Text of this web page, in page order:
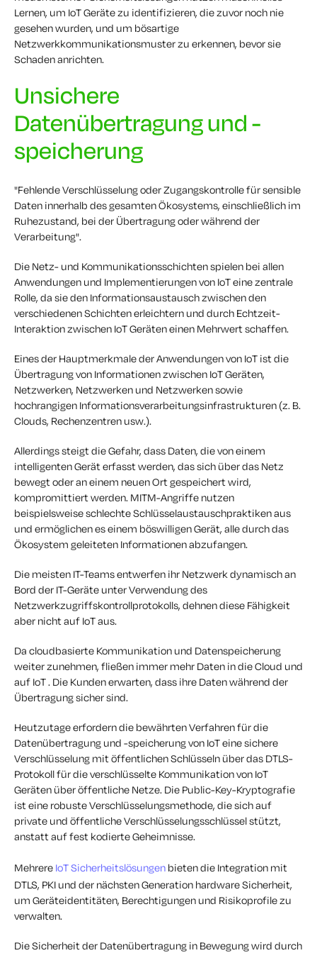
Lernen, um IoT Geräte zu identifizieren, die zuvor noch nie
gesehen wurden, und um bösartige
Netzwerkkommunikationsmuster zu erkennen, bevor sie
Schaden anrichten.
Unsichere
Datenübertragung und -
speicherung
"Fehlende Verschlüsselung oder Zugangskontrolle für sensible
Daten innerhalb des gesamten Ökosystems, einschließlich im
Ruhezustand, bei der Übertragung oder während der
Verarbeitung".
Die Netz- und Kommunikationsschichten spielen bei allen
Anwendungen und Implementierungen von IoT eine zentrale
Rolle, da sie den Informationsaustausch zwischen den
verschiedenen Schichten erleichtern und durch Echtzeit-
Interaktion zwischen IoT Geräten einen Mehrwert schaffen.
Eines der Hauptmerkmale der Anwendungen von IoT ist die
Übertragung von Informationen zwischen IoT Geräten,
Netzwerken, Netzwerken und Netzwerken sowie
hochrangigen Informationsverarbeitungsinfrastrukturen (z. B.
Clouds, Rechenzentren usw.).
Allerdings steigt die Gefahr, dass Daten, die von einem
intelligenten Gerät erfasst werden, das sich über das Netz
bewegt oder an einem neuen Ort gespeichert wird,
kompromittiert werden. MITM-Angriffe nutzen
beispielsweise schlechte Schlüsselaustauschpraktiken aus
und ermöglichen es einem böswilligen Gerät, alle durch das
Ökosystem geleiteten Informationen abzufangen.
Die meisten IT-Teams entwerfen ihr Netzwerk dynamisch an
Bord der IT-Geräte unter Verwendung des
Netzwerkzugriffskontrollprotokolls, dehnen diese Fähigkeit
aber nicht auf IoT aus.
Da cloudbasierte Kommunikation und Datenspeicherung
weiter zunehmen, fließen immer mehr Daten in die Cloud und
auf IoT . Die Kunden erwarten, dass ihre Daten während der
Übertragung sicher sind.
Heutzutage erfordern die bewährten Verfahren für die
Datenübertragung und -speicherung von IoT eine sichere
Verschlüsselung mit öffentlichen Schlüsseln über das DTLS-
Protokoll für die verschlüsselte Kommunikation von IoT
Geräten über öffentliche Netze. Die Public-Key-Kryptografie
ist eine robuste Verschlüsselungsmethode, die sich auf
private und öffentliche Verschlüsselungsschlüssel stützt,
anstatt auf fest kodierte Geheimnisse.
Mehrere IoT Sicherheitslösungen bieten die Integration mit
DTLS, PKI und der nächsten Generation hardware Sicherheit,
um Geräteidentitäten, Berechtigungen und Risikoprofile zu
verwalten.
Die Sicherheit der Datenübertragung in Bewegung wird durch